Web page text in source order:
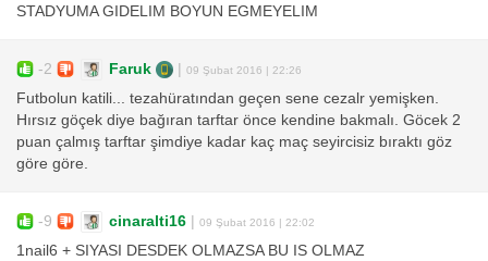
STADYUMA GIDELIM BOYUN EGMEYELIM
-2 Faruk 09 Şubat 2016 | 22:26
Futbolun katili... tezahüratından geçen sene cezalr yemişken.
Hırsız göçek diye bağıran tarftar önce kendine bakmalı. Göcek 2
puan çalmış tarftar şimdiye kadar kaç maç seyircisiz bıraktı göz
göre göre.
-9 cinaralti16 09 Şubat 2016 | 22:02
1nail6 + SIYASI DESDEK OLMAZSA BU IS OLMAZ